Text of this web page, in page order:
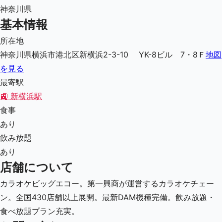
神奈川県
基本情報
所在地
神奈川県横浜市港北区新横浜2-3-10 YK-8ビル 7・8Ｆ 地図
を見る
最寄駅
🚉 新横浜駅
食事
あり
飲み放題
あり
店舗について
カラオケビッグエコー。第一興商が運営するカラオケチェー
ン。全国430店舗以上展開。最新DAM機種完備。飲み放題・
食べ放題プラン充実。